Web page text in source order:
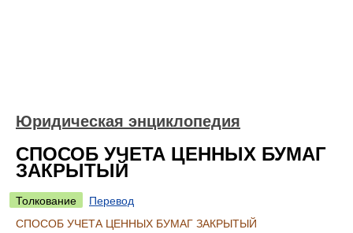
Юридическая энциклопедия
СПОСОБ УЧЕТА ЦЕННЫХ БУМАГ
ЗАКРЫТЫЙ
Толкование
Перевод
СПОСОБ УЧЕТА ЦЕННЫХ БУМАГ ЗАКРЫТЫЙ